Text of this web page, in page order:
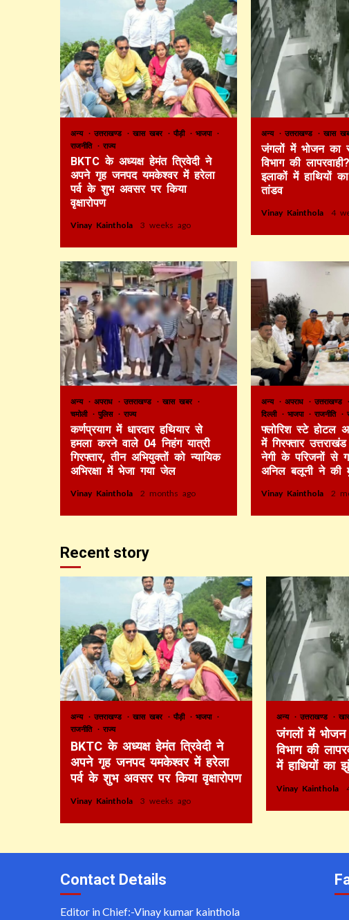
अन्य उत्तराखण्ड खास खबर पौड़ी
भाजपा
राजनीति
राज्य
BKTC के अध्यक्ष हेमंत त्रिवेदी ने
अपने गृह जनपद यमकेश्वर में हरेला
पर्व के शुभ अवसर पर किया
वृक्षारोपण
Vinay Kainthola 3 weeks ago
अन्य उत्तराखण्ड खास
जंगलों में भोजन का
विभाग की
इलाकों में हाथियों
तांडव
Vinay Kainthola 4
अन्य अपराध उत्तराखण्ड
खास खबर
चमोली
पुलिस राज्य
कर्णप्रयाग में धारदार हथियार से
हमला करने वाले 04 निहंग यात्री
गिरफ्तार, तीन अभियुक्तों को न्यायिक
अभिरक्षा में भेजा गया जेल
Vinay Kainthola 2 months ago
अन्य अपराध उत्तराखण्ड
दिल्ली
भाजपा राजनीति
फ्लोरिश स्टे होटल
में गिरफ्तार
नेगी के परिजनों से
अनिल बलूनी ने की
Vinay Kainthola 2
Recent story
अन्य उत्तराखण्ड खास खबर पौड़ी
भाजपा
राजनीति
राज्य
BKTC के अध्यक्ष हेमंत त्रिवेदी ने
अपने गृह जनपद यमकेश्वर में हरेला
पर्व के शुभ अवसर पर किया वृक्षारोपण
Vinay Kainthola 3 weeks ago
अन्य उत्तराखण्ड
जंगलों में
विभाग की
में हाथियों का
Vinay Kainthola
Contact Details
Editor in Chief:-Vinay kumar kainthola